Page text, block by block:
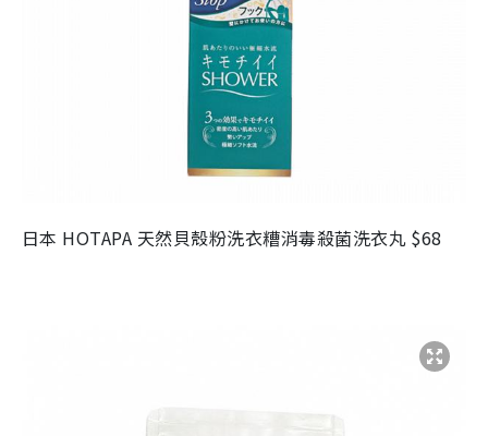
日本 HOTAPA 天然貝殼粉洗衣糟消毒殺菌洗衣丸 $68